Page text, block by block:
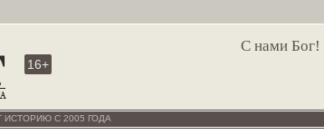
С нами Бог!
16+
С 2005 ГОДА